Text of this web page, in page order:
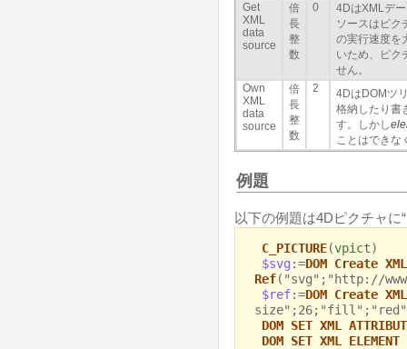
Get
XML
data
source
倍
長
整
数
0
4DはXMLデ
ソースはピク
の実行速度を
いため、ピク
せん。
Own
XML
data
source
倍
長
整
数
2
4DはDOMツ
格納したり書
す。しかし
ことはできな
例題
以下の例題は4Dピクチャに
C_PICTURE(vpict)
$svg :=DOM Create XML
Ref("svg";"http://
$ref:=DOM Create
DOM SET XML
DOM SET XML ELEMENT